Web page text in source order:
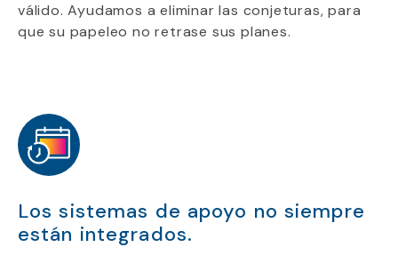
válido. Ayudamos a eliminar las conjeturas, para
que su papeleo no retrase sus planes.
Los sistemas de apoyo no siempre
están integrados.